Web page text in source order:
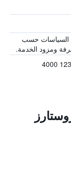
السياسات حسب
ومزود الخدمة.